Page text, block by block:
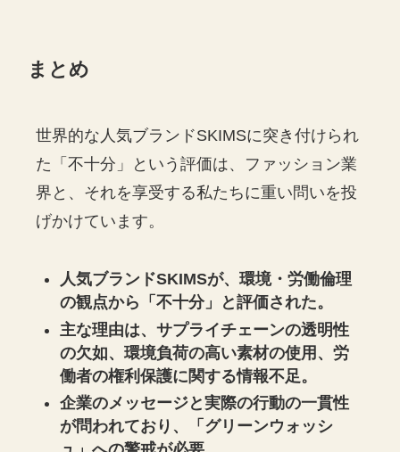
まとめ
世界的な人気ブランドSKIMSに突き付けられ
た「不十分」という評価は、ファッション業
界と、それを享受する私たちに重い問いを投
げかけています。
人気ブランドSKIMSが、環境・労働倫理
の観点から「不十分」と評価された。
主な理由は、サプライチェーンの透明性
の欠如、環境負荷の高い素材の使用、労
働者の権利保護に関する情報不足。
企業のメッセージと実際の行動の一貫性
が問われており、「グリーンウォッシ